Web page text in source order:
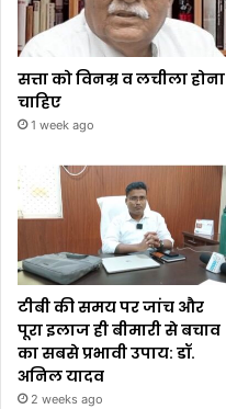
सत्ता को विनम्र व लचीला होना
चाहिए
1 week ago
टीबी की समय पर जांच और
पूरा इलाज ही बीमारी से बचाव
का सबसे प्रभावी उपाय: डॉ.
अनिल यादव
2 weeks ago